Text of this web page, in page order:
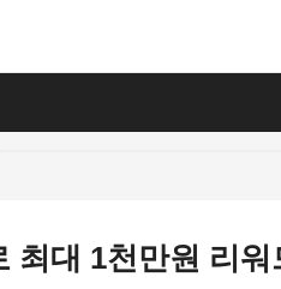
최대 1천만원 리